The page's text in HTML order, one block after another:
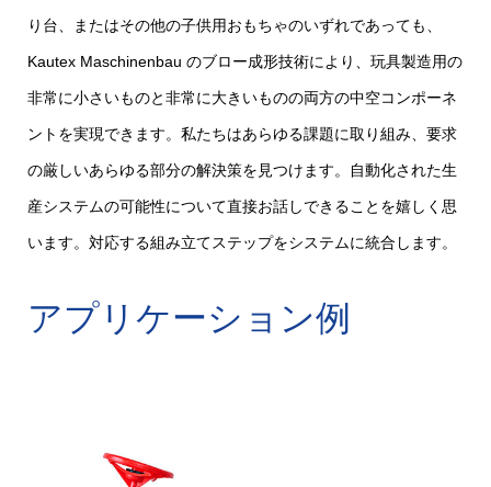
り台、またはその他の子供用おもちゃのいずれであっても、
Kautex Maschinenbau のブロー成形技術により、玩具製造用の
非常に小さいものと非常に大きいものの両方の中空コンポーネ
ントを実現できます。私たちはあらゆる課題に取り組み、要求
の厳しいあらゆる部分の解決策を見つけます。自動化された生
産システムの可能性について直接お話しできることを嬉しく思
います。対応する組み立てステップをシステムに統合します。
アプリケーション例